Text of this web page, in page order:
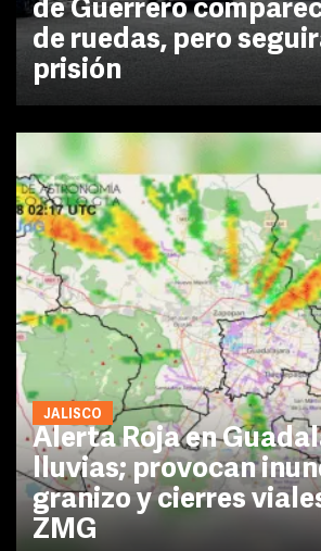
de Guerrero
de ruedas, pero
prisión
JALISCO
Alerta Roja en
lluvias; provocan
granizo y cierres
ZMG